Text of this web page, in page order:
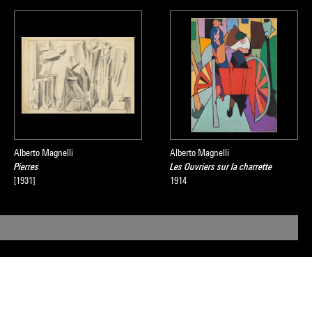
tableaux,
; ainsi,
forêt de
national
Alberto Magnelli
Pierres
[1931]
Alberto Magnelli
Les Ouvriers sur la charrette
1914